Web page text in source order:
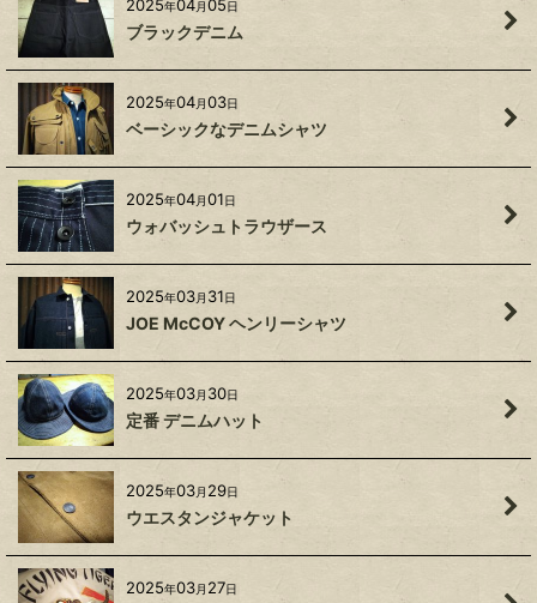
2025年04月05日
ブラックデニム
2025年04月03日
ベーシックなデニムシャツ
2025年04月01日
ウォバッシュトラウザース
2025年03月 31日
JOE McCOY ヘンリーシャツ
2025年03月 30日
定番 デニムハット
2025年03月 29日
ウエスタンジャケット
2025年03月 27日